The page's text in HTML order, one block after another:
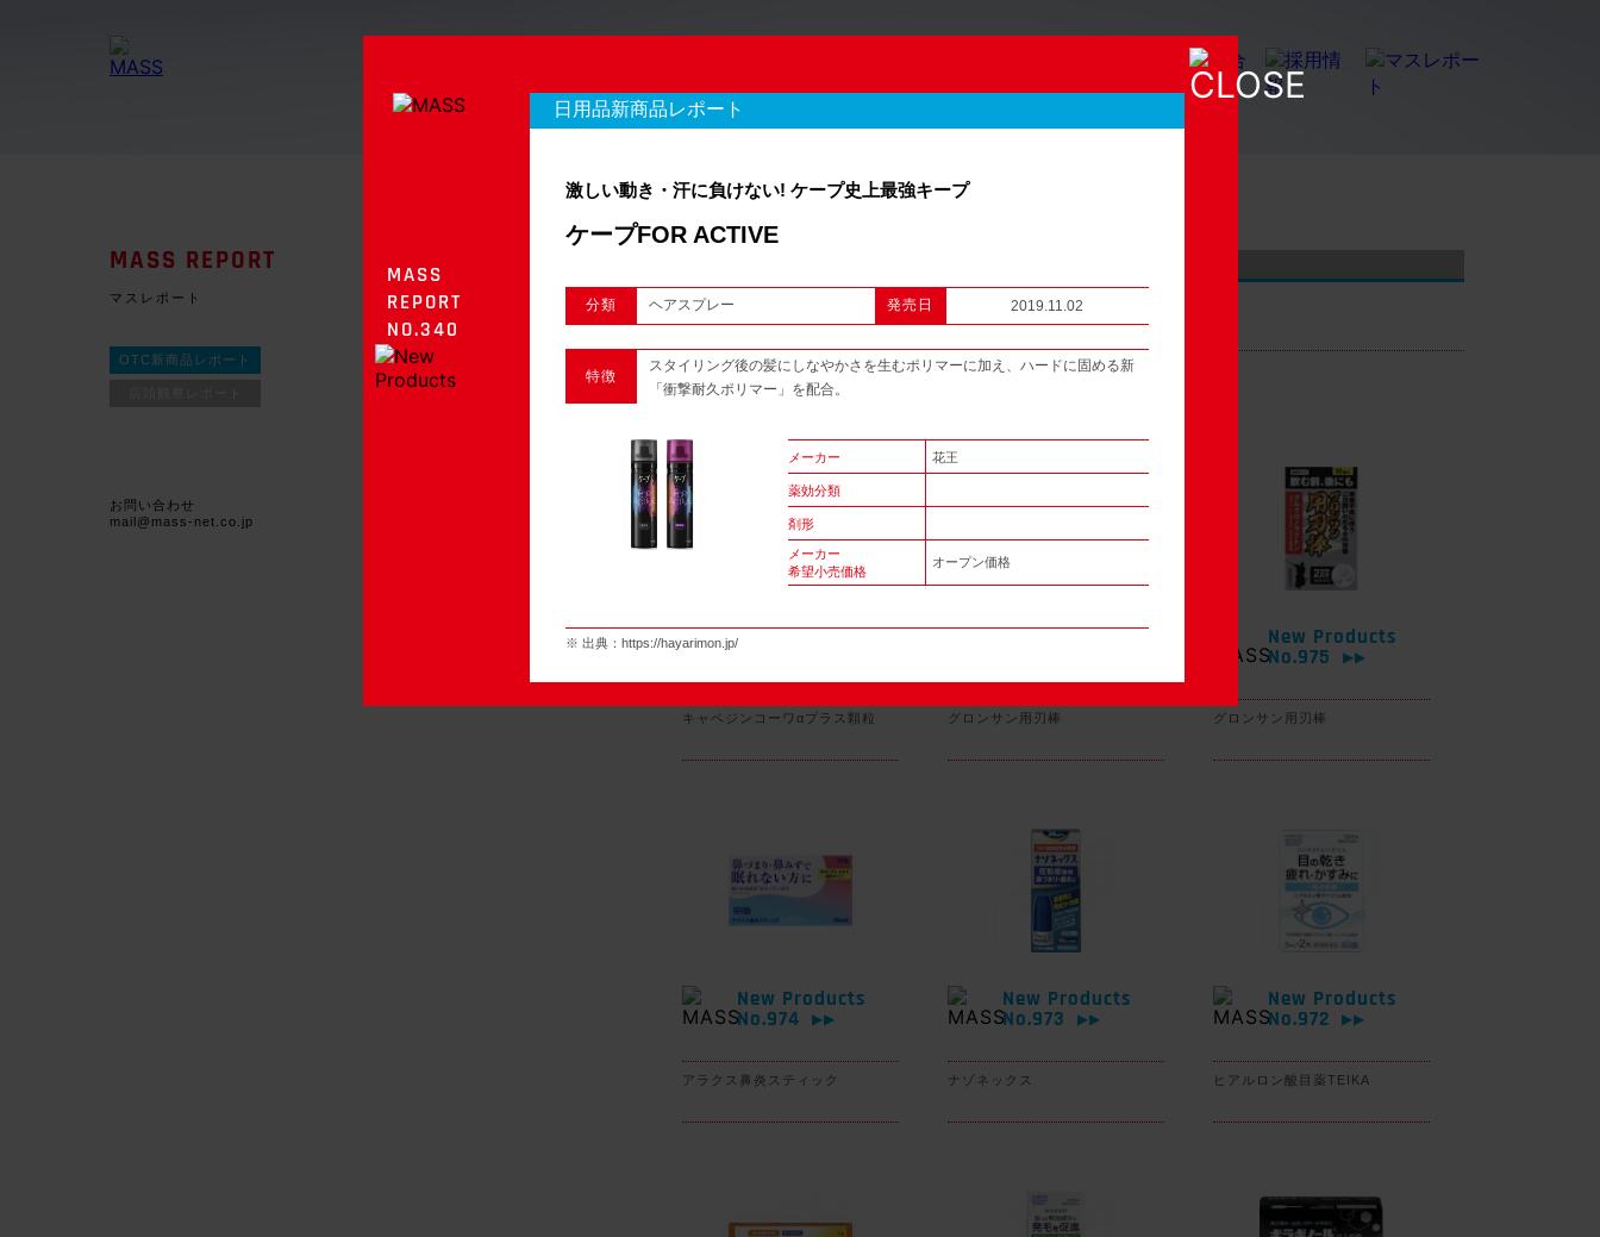
MASS REPORT
マスレポート
OTC新商品レポート
お問い合わせ
mail@mass-net.co.jp
970 件のレポート
New Products
キャベジンコーワαプラス顆粒 グロンサン用刃棒
New Products
No.975
▶▶
グロンサン用刃棒
New Products
No.974
▶▶
アラクス鼻炎スティック
New Products
No.973
▶▶
ナゾネックス
New Products
No.972
▶▶
ヒアルロン酸目薬TEIKA
MASS
REPORT
NO.340
日用品新商品レポート
激しい動き・汗に負けない! ケープ史上最強キープ
ケープFOR ACTIVE
分類 ヘアスプレー 発売日 2019.11.02
特徴
スタイリング後の髪にしなやかさを生むポリマーに加え、ハードに固める新
「衝撃耐久ポリマー」を配合。
メーカー 花王
薬効分類
剤形
メーカー
希望小売価格
オープン価格
※ 出典： https://hayarimon.jp/